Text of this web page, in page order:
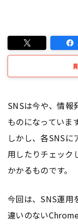
SNSは今や、情報
ものになっています
しかし、各SNSに
用したりチェック
かかるものです。
今回は、SNS運用
違いのない